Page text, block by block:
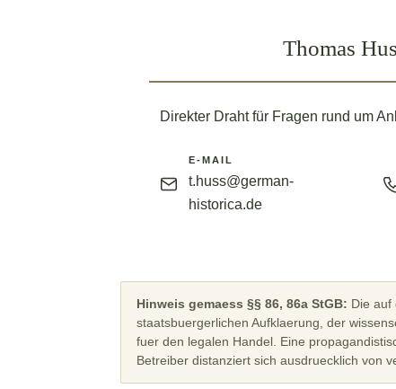
Thomas
Direkter Draht für Fragen rund um
E-MAIL
t.huss@german-
historica.de
Hinweis gemaess §§ 86, 86a StGB: Die auf
staatsbuergerlichen Aufklaerung, der
fuer den legalen Handel. Eine
Betreiber distanziert sich ausdruecklich von